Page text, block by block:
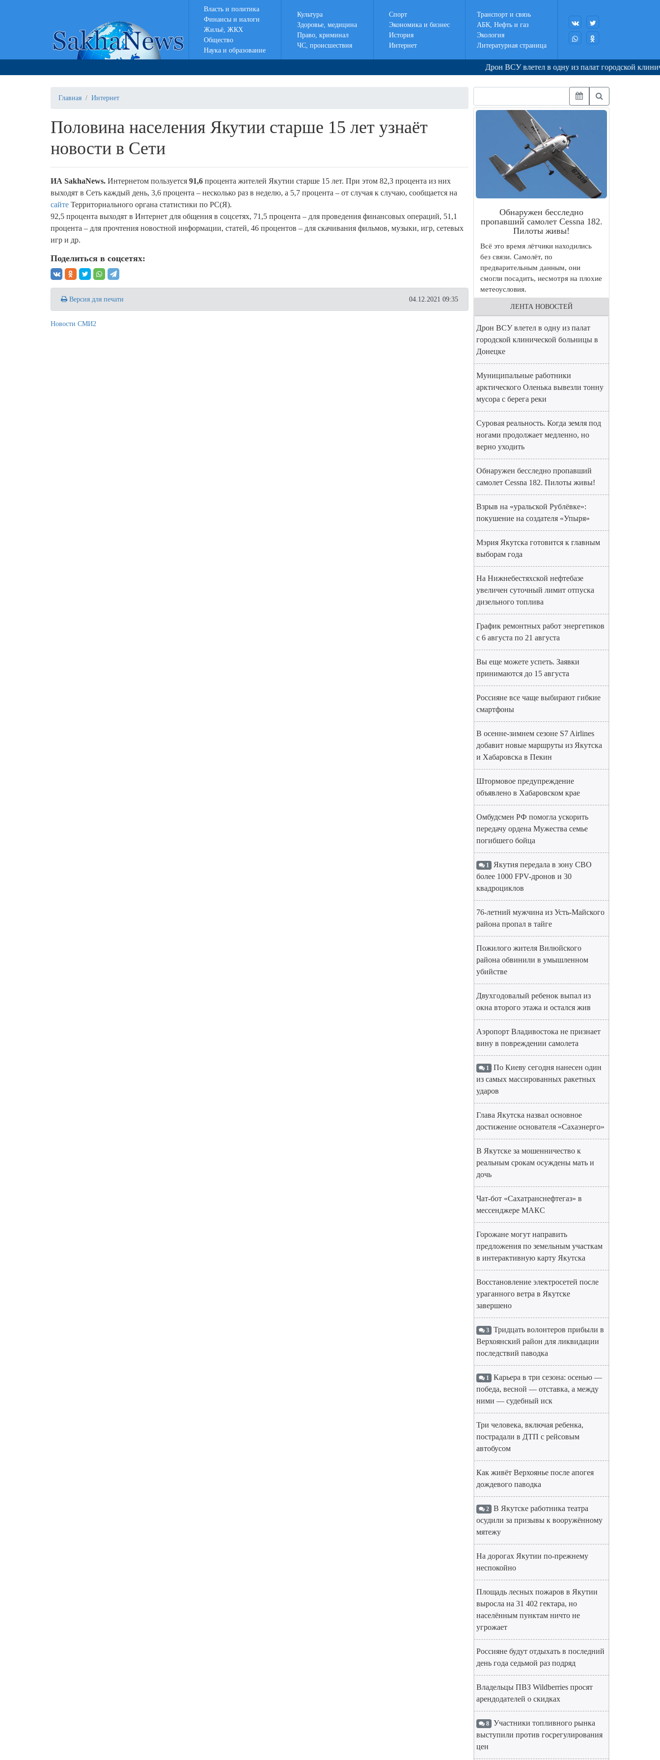
Власть и политика
Финансы и налоги
Жильё, ЖКХ
Общество
Наука и образование
Культура
Здоровье, медицина
Право, криминал
ЧС, происшествия
Спорт
Экономика и бизнес
История
Интернет
Транспорт и связь
АБК, Нефть и газ
Экология
Литературная страница
Дрон ВСУ влетел в одну из палат городской
Главная Интернет
Половина населения Якутии старше 15 лет узнаёт
новости в Сети
ИА SakhaNews. Интернетом пользуется 91,6 процента жителей Якутии старше 15 лет. При этом 82,3 процента из них
выходят в Сеть каждый день, 3,6 процента – несколько раз в неделю, а 5,7 процента – от случая к случаю, сообщается на
сайте Территориального органа статистики по РС(Я).
92,5 процента выходят в Интернет для общения в соцсетях, 71,5 процента – для проведения финансовых операций, 51,1
процента – для прочтения новостной информации, статей, 46 процентов – для скачивания фильмов, музыки, игр, сетевых
игр и др.
Поделиться в соцсетях:
Версия для печати 04.12.2021 09:35
Новости СМИ2
Обнаружен бесследно
пропавший самолет Cessna 182.
Пилоты живы!
Всё это время лётчики находились
без связи. Самолёт, по
предварительным данным, они
смогли посадить, несмотря на плохие
метеоусловия.
ЛЕНТА НОВОСТЕЙ
Дрон ВСУ влетел в одну из палат
городской клинической больницы в
Донецке
Муниципальные работники
арктического Оленька вывезли тонну
мусора с берега реки
Суровая реальность. Когда земля под
ногами продолжает медленно, но
верно уходить
Обнаружен бесследно пропавший
самолет Cessna 182. Пилоты живы!
Взрыв на «уральской Рублёвке»:
покушение на создателя «Упыря»
Мэрия Якутска готовится к главным
выборам года
На Нижнебестяхской нефтебазе
увеличен суточный лимит отпуска
дизельного топлива
График ремонтных работ энергетиков
с 6 августа по 21 августа
Вы еще можете успеть. Заявки
принимаются до 15 августа
Россияне все чаще выбирают гибкие
смартфоны
В осенне-зимнем сезоне S7 Airlines
добавит новые маршруты из Якутска
и Хабаровска в Пекин
Штормовое предупреждение
объявлено в Хабаровском крае
Омбудсмен РФ помогла ускорить
передачу ордена Мужества семье
погибшего бойца
1 Якутия передала в зону СВО
более 1000 FPV-дронов и 30
квадроциклов
76-летний мужчина из Усть-Майского
района пропал в тайге
Пожилого жителя Вилюйского
района обвинили в умышленном
убийстве
Двухгодовалый ребенок выпал из
окна второго этажа и остался жив
Аэропорт Владивостока не признает
вину в повреждении самолета
1 По Киеву сегодня нанесен один
из самых массированных ракетных
ударов
Глава Якутска назвал основное
достижение основателя «Сахаэнерго»
В Якутске за мошенничество к
реальным срокам осуждены мать и
дочь
Чат-бот «Сахатранснефтегаз» в
мессенджере МАКС
Горожане могут направить
предложения по земельным участкам
в интерактивную карту Якутска
Восстановление электросетей после
ураганного ветра в Якутске
завершено
3 Тридцать волонтеров прибыли в
Верхоянский район для ликвидации
последствий паводка
1 Карьера в три сезона: осенью —
победа, весной — отставка, а между
ними — судебный иск
Три человека, включая ребенка,
пострадали в ДТП с рейсовым
автобусом
Как живёт Верхоянье после апогея
дождевого паводка
2 В Якутске работника театра
осудили за призывы к вооружённому
мятежу
На дорогах Якутии по-прежнему
неспокойно
Площадь лесных пожаров в Якутии
выросла на 31 402 гектара, но
населённым пунктам ничто не
угрожает
Россияне будут отдыхать в последний
день года седьмой раз подряд
Владельцы ПВЗ Wildberries просят
арендодателей о скидках
8 Участники топливного рынка
выступили против госрегулирования
цен